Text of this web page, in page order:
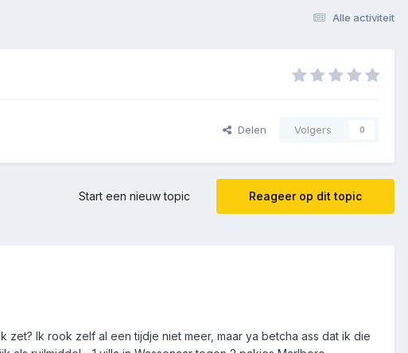
Alle activiteit
Delen Volgers 0
Reageer op dit topic
Start een nieuw topic
Ik rook zelf al een tijdje niet meer, maar ya betcha ass dat ik die